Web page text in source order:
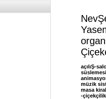
açılıŞ-
müzik
masa
-